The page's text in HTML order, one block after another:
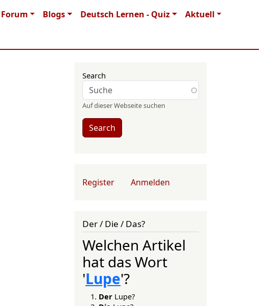
Forum Blogs Deutsch Lernen - Quiz
Aktuell
Search
Auf dieser Webseite suchen
Search
User account menu
Register Anmelden
Der / Die / Das?
Welchen Artikel
hat das Wort
'Lupe'?
Der Lupe?